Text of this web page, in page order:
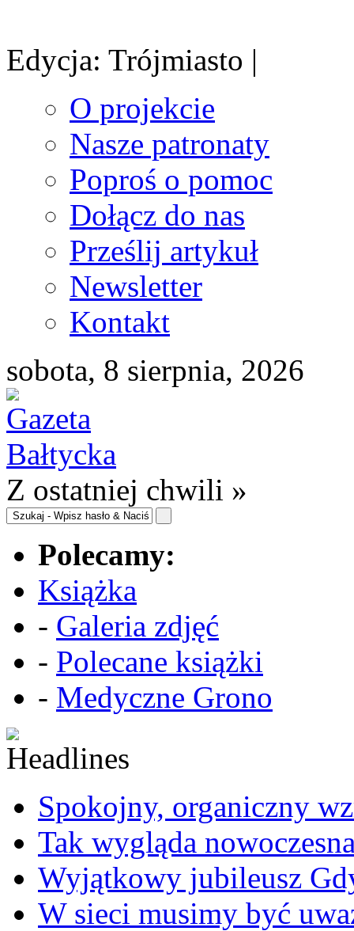
Edycja: Trójmiasto |
O projekcie
Nasze patronaty
Poproś o pomoc
Dołącz do nas
Prześlij artykuł
Newsletter
Kontakt
sobota, 8 sierpnia, 2026
Z ostatniej chwili »
Polecamy:
Książka
- Galeria zdjęć
- Polecane książki
- Medyczne Grono
Spokojny, organiczny
Tak wygląda
Wyjątkowy jubileusz
W sieci musimy być